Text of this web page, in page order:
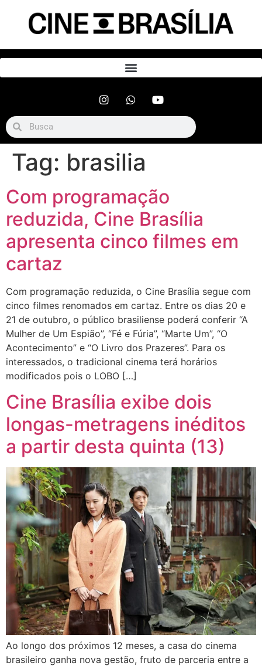
Tag: brasilia
Com programação
reduzida, Cine Brasília
apresenta cinco filmes em
cartaz
Com programação reduzida, o Cine Brasília segue com
cinco filmes renomados em cartaz. Entre os dias 20 e
21 de outubro, o público brasiliense poderá conferir “A
Mulher de Um Espião”, “Fé e Fúria”, “Marte Um”, “O
Acontecimento” e “O Livro dos Prazeres”. Para os
interessados, o tradicional cinema terá horários
modificados pois o LOBO […]
Cine Brasília exibe dois
longas-metragens inéditos
a partir desta quinta (13)
Ao longo dos próximos 12 meses, a casa do cinema
brasileiro ganha nova gestão, fruto de parceria entre a